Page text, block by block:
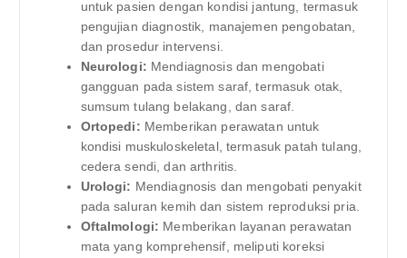
untuk pasien dengan kondisi jantung, termasuk
pengujian diagnostik, manajemen pengobatan,
dan prosedur intervensi.
Neurologi: Mendiagnosis dan mengobati
gangguan pada sistem saraf, termasuk otak,
sumsum tulang belakang, dan saraf.
Ortopedi: Memberikan perawatan untuk
kondisi muskuloskeletal, termasuk patah tulang,
cedera sendi, dan arthritis.
Urologi: Mendiagnosis dan mengobati penyakit
pada saluran kemih dan sistem reproduksi pria.
Oftalmologi: Memberikan layanan perawatan
mata yang komprehensif, meliputi koreksi